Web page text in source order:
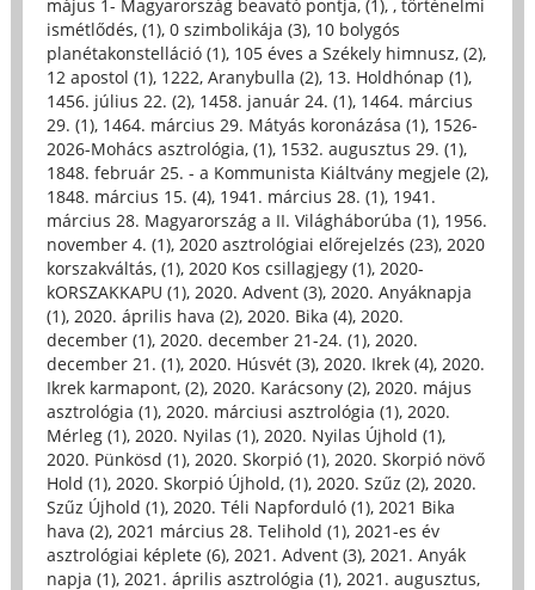
május 1- Magyarország beavató pontja, (1), , történelmi
ismétlődés, (1), 0 szimbolikája (3), 10 bolygós
planétakonstelláció (1), 105 éves a Székely himnusz, (2),
12 apostol (1), 1222, Aranybulla (2), 13. Holdhónap (1),
1456. július 22. (2), 1458. január 24. (1), 1464. március
29. (1), 1464. március 29. Mátyás koronázása (1), 1526-
2026-Mohács asztrológia, (1), 1532. augusztus 29. (1),
1848. február 25. - a Kommunista Kiáltvány megjele (2),
1848. március 15. (4), 1941. március 28. (1), 1941.
március 28. Magyarország a II. Világháborúba (1), 1956.
november 4. (1), 2020 asztrológiai előrejelzés (23), 2020
korszakváltás, (1), 2020 Kos csillagjegy (1), 2020-
kORSZAKKAPU (1), 2020. Advent (3), 2020. Anyáknapja
(1), 2020. április hava (2), 2020. Bika (4), 2020.
december (1), 2020. december 21-24. (1), 2020.
december 21. (1), 2020. Húsvét (3), 2020. Ikrek (4), 2020.
Ikrek karmapont, (2), 2020. Karácsony (2), 2020. május
asztrológia (1), 2020. márciusi asztrológia (1), 2020.
Mérleg (1), 2020. Nyilas (1), 2020. Nyilas Újhold (1),
2020. Pünkösd (1), 2020. Skorpió (1), 2020. Skorpió növő
Hold (1), 2020. Skorpió Újhold, (1), 2020. Szűz (2), 2020.
Szűz Újhold (1), 2020. Téli Napforduló (1), 2021 Bika
hava (2), 2021 március 28. Telihold (1), 2021-es év
asztrológiai képlete (6), 2021. Advent (3), 2021. Anyák
napja (1), 2021. április asztrológia (1), 2021. augusztus,